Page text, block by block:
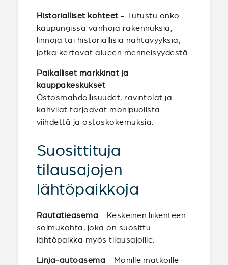
Historialliset kohteet - Tutustu onko
kaupungissa vanhoja rakennuksia,
linnoja tai historiallisia nähtävyyksiä,
jotka kertovat alueen menneisyydestä.
Paikalliset markkinat ja
kauppakeskukset -
Ostosmahdollisuudet, ravintolat ja
kahvilat tarjoavat monipuolista
viihdettä ja ostoskokemuksia.
Suosittituja
tilausajojen
lähtöpaikkoja
Rautatieasema - Keskeinen liikenteen
solmukohta, joka on suosittu
lähtöpaikka myös tilausajoille.
Linja-autoasema - Monille matkoille